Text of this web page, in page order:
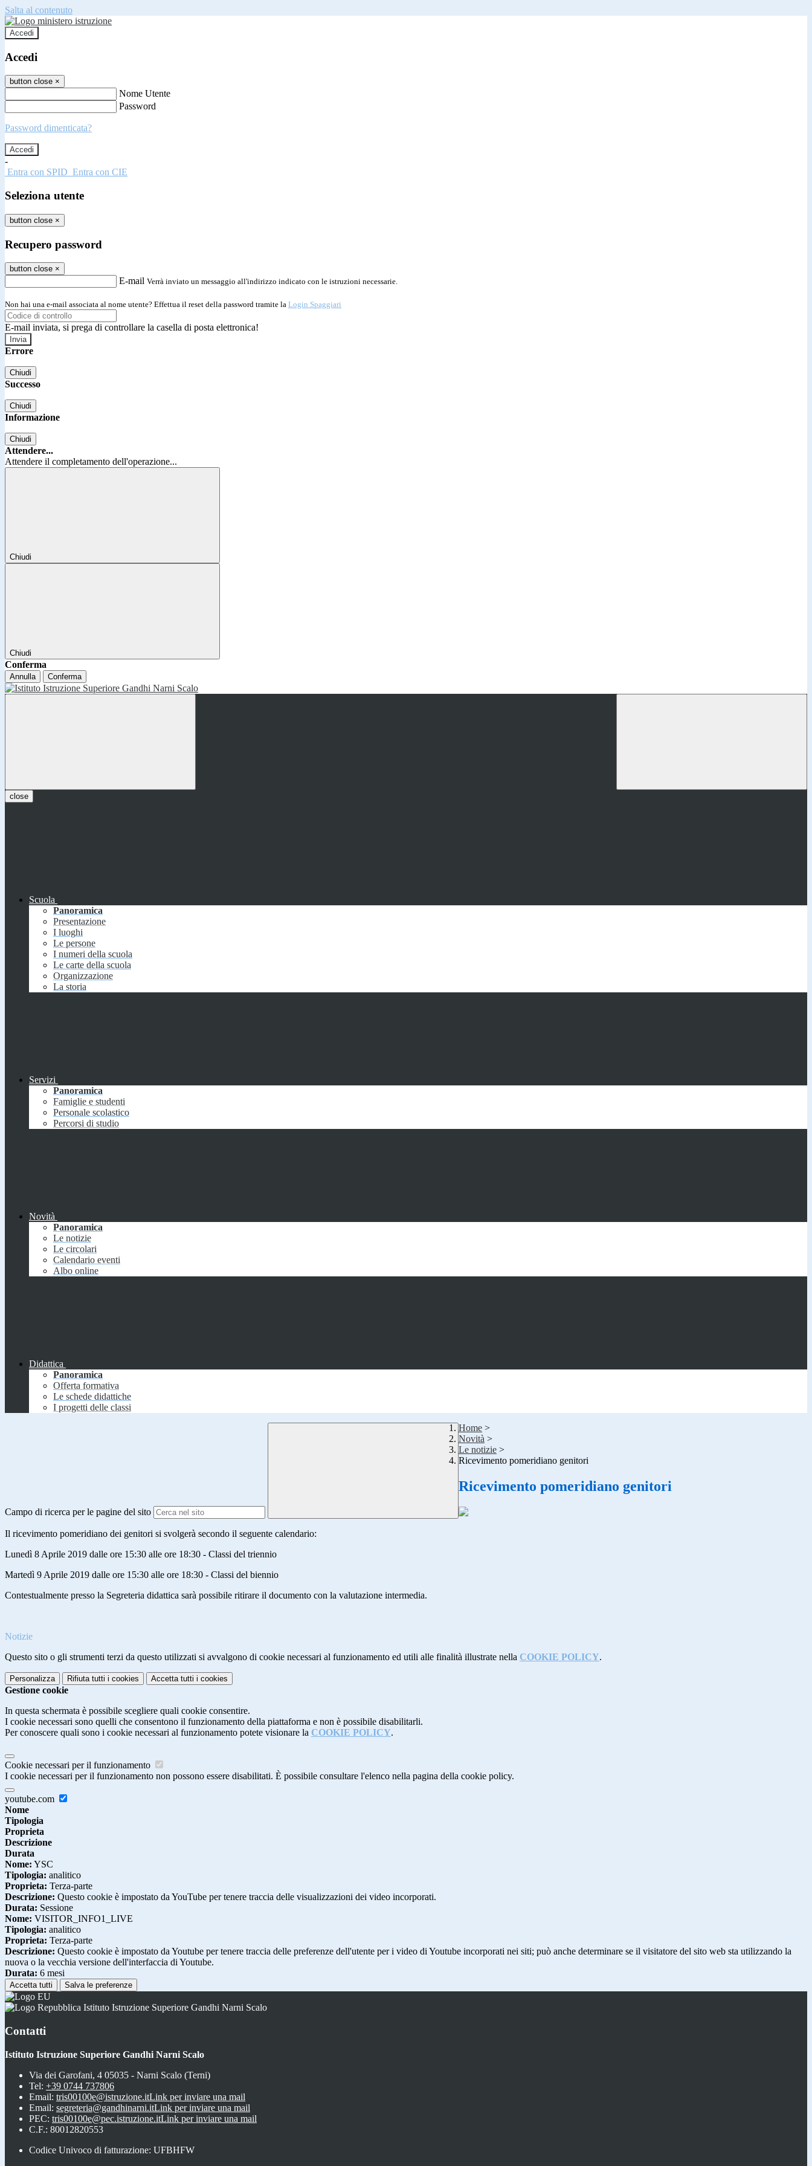
Salta al contenuto
Accedi
Accedi
button close ×
Nome Utente
Password
Password dimenticata?
-
Entra con SPID Entra con CIE
Seleziona utente
button close ×
Recupero password
button close ×
E-mail Verrà inviato un messaggio all'indirizzo indicato con le istruzioni necessarie.
Non hai una e-mail associata al nome utente? Effettua il reset della password tramite la Login Spaggiari
E-mail inviata, si prega di controllare la casella di posta elettronica!
Errore
Chiudi
Successo
Chiudi
Informazione
Chiudi
Attendere...
Attendere il completamento dell'operazione...
Chiudi
Chiudi
Conferma
Annulla Conferma
close
Scuola
Panoramica
Presentazione
I luoghi
Le persone
I numeri della scuola
Le carte della scuola
Organizzazione
La storia
Servizi
Panoramica
Famiglie e studenti
Personale scolastico
Percorsi di studio
Novità
Panoramica
Le notizie
Le circolari
Calendario eventi
Albo online
Didattica
Panoramica
Offerta formativa
Le schede didattiche
I progetti delle classi
Campo di ricerca per le pagine del sito
Home >
Novità >
Le notizie >
Ricevimento pomeridiano genitori
Ricevimento pomeridiano genitori
Il ricevimento pomeridiano dei genitori si svolgerà secondo il seguente calendario:
Lunedì 8 Aprile 2019 dalle ore 15:30 alle ore 18:30 - Classi del triennio
Martedì 9 Aprile 2019 dalle ore 15:30 alle ore 18:30 - Classi del biennio
Contestualmente presso la Segreteria didattica sarà possibile ritirare il documento con la valutazione intermedia.
Notizie
Questo sito o gli strumenti terzi da questo utilizzati si avvalgono di cookie necessari al funzionamento ed utili alle finalità illustrate nella COOKIE POLICY.
Personalizza Rifiuta tutti i cookies Accetta tutti i cookies
Gestione cookie
In questa schermata è possibile scegliere quali cookie consentire.
I cookie necessari sono quelli che consentono il funzionamento della piattaforma e non è possibile disabilitarli.
Per conoscere quali sono i cookie necessari al funzionamento potete visionare la COOKIE POLICY.
Cookie necessari per il funzionamento
I cookie necessari per il funzionamento non possono essere disabilitati. È possibile consultare l'elenco nella pagina della cookie policy.
youtube.com
Nome
Tipologia
Proprieta
Descrizione
Durata
Nome: YSC
Tipologia: analitico
Proprieta: Terza-parte
Descrizione: Questo cookie è impostato da YouTube per tenere traccia delle visualizzazioni dei video incorporati.
Durata: Sessione
Nome: VISITOR_INFO1_LIVE
Tipologia: analitico
Proprieta: Terza-parte
Descrizione: Questo cookie è impostato da Youtube per tenere traccia delle preferenze dell'utente per i video di Youtube incorporati nei siti; può anche determinare se il visitatore del sito web sta utilizzando la
nuova o la vecchia versione dell'interfaccia di Youtube.
Durata: 6 mesi
Accetta tutti Salva le preferenze
Istituto Istruzione Superiore Gandhi Narni Scalo
Contatti
Istituto Istruzione Superiore Gandhi Narni Scalo
Via dei Garofani, 4 05035 - Narni Scalo (Terni)
Tel: +39 0744 737806
Email: tris00100e@istruzione.itLink per inviare una mail
Email: segreteria@gandhinarni.itLink per inviare una mail
PEC: tris00100e@pec.istruzione.itLink per inviare una mail
C.F.: 80012820553
Codice Univoco di fatturazione: UFBHFW